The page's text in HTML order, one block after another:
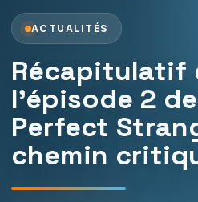
ACTUALITÉS
Récapitulatif
l’épisode 2
Perfect
chemin